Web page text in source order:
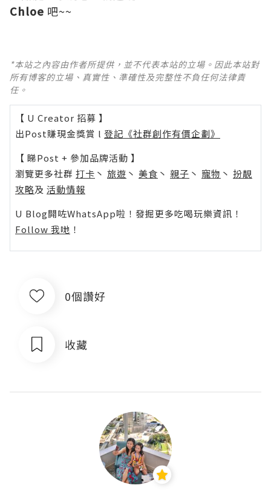
Chloe 吧~~
*本站之內容由作者所提供，並不代表本站的立場。因此本站對
所有博客的立場、真實性、準確性及完整性不負任何法律責
任。
【 U Creator 招募 】
出Post賺現金獎賞 l 登記《社群創作有價企劃》
【 睇Post + 參加品牌活動 】
瀏覽更多社群 打卡 丶 旅遊 丶 美食 丶 親子 丶 寵物 丶 扮靚
攻略及 活動情報
U Blog開咗WhatsApp啦！發掘更多吃喝玩樂資訊！
Follow 我哋 ！
0個讚好
收藏